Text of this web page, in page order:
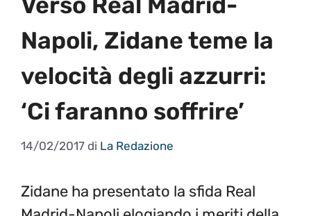
Napoli, Zidane teme la
velocità degli azzurri:
‘Ci faranno soffrire’
14/02/2017 di La Redazione
Zidane ha presentato la sfida Real